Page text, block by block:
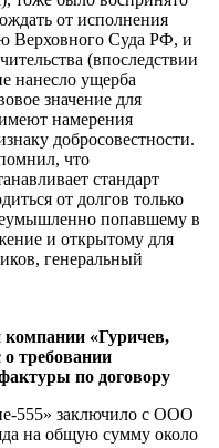
от исполнения
Верховного Суда РФ, и
(впоследствии
нанесло ущерба
значение для
намерения
добросовестности.
что
стандарт
от долгов только
попавшему в
и открытому для
генеральный
«Гуричев,
требовании
по договору
555» заключило с ООО
на общую сумму около